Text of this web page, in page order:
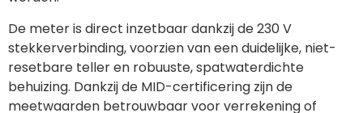
De meter is direct inzetbaar dankzij de 230 V
stekkerverbinding, voorzien van een duidelijke, niet-
resetbare teller en robuuste, spatwaterdichte
behuizing. Dankzij de MID-certificering zijn de
meetwaarden betrouwbaar voor verrekening of